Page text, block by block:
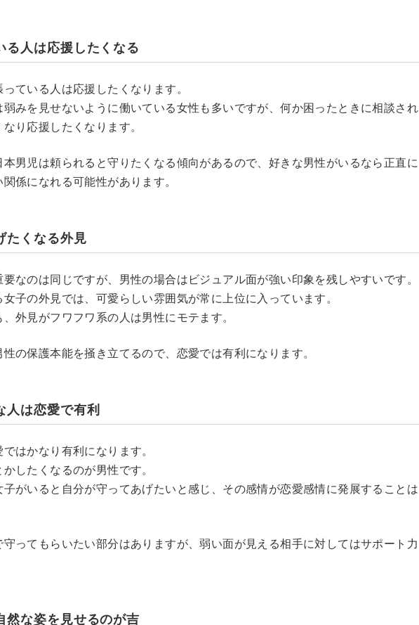
る人は応援したくなる
ている人は応援したくなります。
弱みを見せないように働いている女性も多いですが、何か困ったときに相談され
り応援したくなります。
男児は頼られると守りたくなる傾向があるので、好きな男性がいるなら正直に
係になれる可能性があります。
たくなる外見
なのは同じですが、男性の場合はビジュアル面が強い印象を残しやすいです。
子の外見では、可愛らしい雰囲気が常に上位に入っています。
外見がフワフワ系の人は男性にモテます。
の保護本能を掻き立てるので、恋愛では有利になります。
人は恋愛で有利
はかなり有利になります。
したくなるのが男性です。
がいると自分が守ってあげたいと感じ、その感情が恋愛感情に発展することは
ってもらいたい部分はありますが、弱い面が見える相手に対してはサポート力
然な姿を見せるのが吉